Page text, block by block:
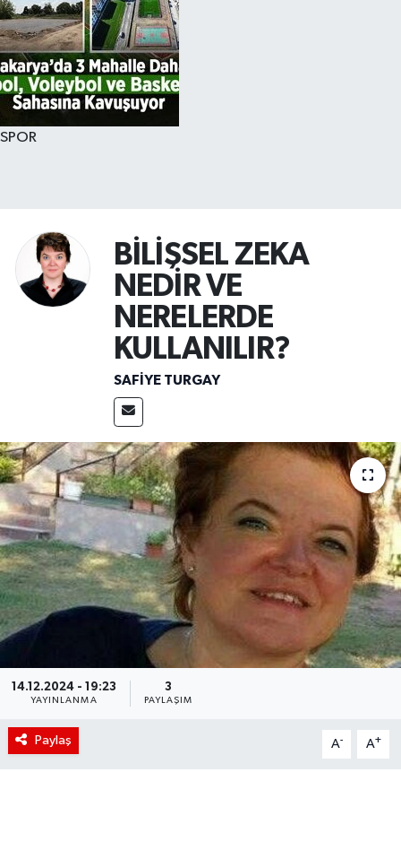
SPOR
BİLİŞSEL ZEKA
NEDİR VE
NERELERDE
KULLANILIR?
SAFIYE TURGAY
14.12.2024 - 19:23
YAYINLANMA
3
PAYLAŞIM
Paylaş A- A+